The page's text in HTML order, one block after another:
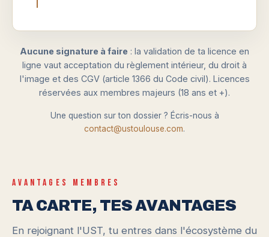
Aucune signature à faire : la validation de ta licence en
ligne vaut acceptation du règlement intérieur, du droit à
l'image et des CGV (article 1366 du Code civil). Licences
réservées aux membres majeurs (18 ans et +).
Une question sur ton dossier ? Écris-nous à
contact@ustoulouse.com.
AVANTAGES MEMBRES
TA CARTE, TES AVANTAGES
En rejoignant l'UST, tu entres dans l'écosystème du